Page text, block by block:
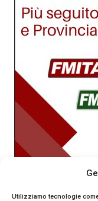
Utilizziamo tecnologie